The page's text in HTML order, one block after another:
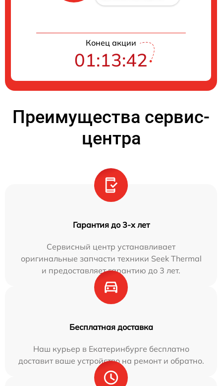
Конец акции
01:13:41
Преимущества сервис-
центра
Гарантия до 3-х лет
Сервисный центр устанавливает
оригинальные запчасти техники Seek Thermal
и предоставляет гарантию до 3 лет.
Бесплатная доставка
Наш курьер в Екатеринбурге бесплатно
доставит ваше устройство на ремонт и обратно.